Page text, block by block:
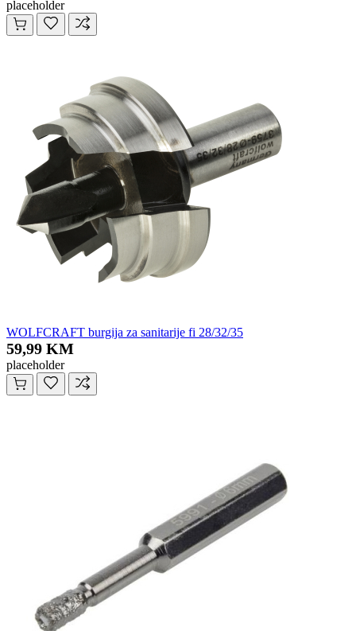
placeholder
WOLFCRAFT burgija za sanitarije fi 28/32/35
59,99 KM
placeholder